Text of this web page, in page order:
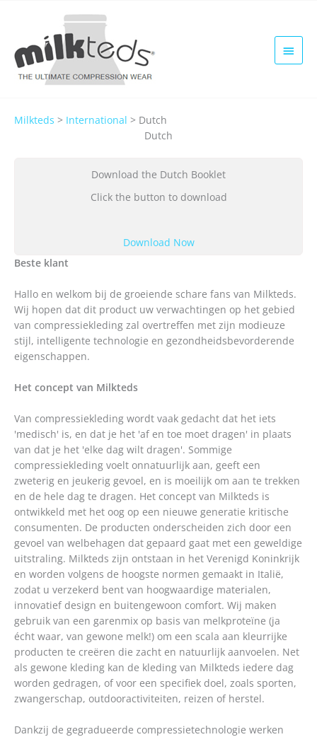
MAIN
Milkteds > International > Dutch
Dutch
Download the Dutch Booklet
Click the button to download
Download Now
Beste klant
Hallo en welkom bij de groeiende schare fans van Milkteds.
Wij hopen dat dit product uw verwachtingen op het gebied
van compressiekleding zal overtreffen met zijn modieuze
stijl, intelligente technologie en gezondheidsbevorderende
eigenschappen.
Het concept van Milkteds
Van compressiekleding wordt vaak gedacht dat het iets
'medisch' is, en dat je het 'af en toe moet dragen' in plaats
van dat je het 'elke dag wilt dragen'. Sommige
compressiekleding voelt onnatuurlijk aan, geeft een
zweterig en jeukerig gevoel, en is moeilijk om aan te trekken
en de hele dag te dragen. Het concept van Milkteds is
ontwikkeld met het oog op een nieuwe generatie kritische
consumenten. De producten onderscheiden zich door een
gevoel van welbehagen dat gepaard gaat met een geweldige
uitstraling. Milkteds zijn ontstaan in het Verenigd Koninkrijk
en worden volgens de hoogste normen gemaakt in Italië,
zodat u verzekerd bent van hoogwaardige materialen,
innovatief design en buitengewoon comfort. Wij maken
gebruik van een garenmix op basis van melkproteïne (ja
écht waar, van gewone melk!) om een scala aan kleurrijke
producten te creëren die zacht en natuurlijk aanvoelen. Net
als gewone kleding kan de kleding van Milkteds iedere dag
worden gedragen, of voor een specifiek doel, zoals sporten,
zwangerschap, outdooractiviteiten, reizen of herstel.
Dankzij de gegradueerde compressietechnologie werken